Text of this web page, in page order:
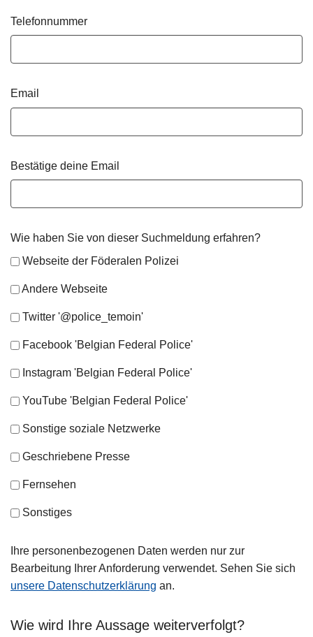
Telefonnummer
Email
Bestätige deine Email
Wie haben Sie von dieser Suchmeldung erfahren?
Webseite der Föderalen Polizei
Andere Webseite
Twitter '@police_temoin'
Facebook 'Belgian Federal Police'
Instagram 'Belgian Federal Police'
YouTube 'Belgian Federal Police'
Sonstige soziale Netzwerke
Geschriebene Presse
Fernsehen
Sonstiges
Ihre personenbezogenen Daten werden nur zur
Bearbeitung Ihrer Anforderung verwendet. Sehen Sie sich
unsere Datenschutzerklärung an.
Wie wird Ihre Aussage weiterverfolgt?